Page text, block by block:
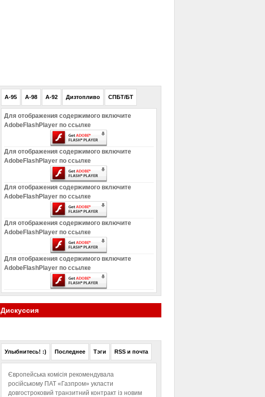
A-95 A-98 A-92 Дизтопливо СПБТ/БТ
Для отображения содержимого включите
AdobeFlashPlayer по ссылке
Для отображения содержимого включите
AdobeFlashPlayer по ссылке
Для отображения содержимого включите
AdobeFlashPlayer по ссылке
Для отображения содержимого включите
AdobeFlashPlayer по ссылке
Для отображения содержимого включите
AdobeFlashPlayer по ссылке
Дискуссия
Улыбнитесь! :) Последнее Тэги RSS и почта
Європейська комісія рекомендувала
російському ПАТ «Газпром» укласти
довгостроковий транзитний контракт із новим